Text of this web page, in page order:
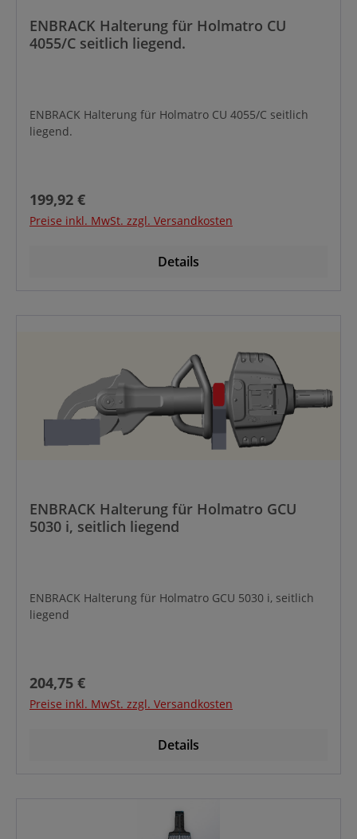
ENBRACK Halterung für Holmatro CU
4055/C seitlich liegend.
ENBRACK Halterung für Holmatro CU 4055/C seitlich
liegend.
Regulärer Preis:
199,92 €
Preise inkl. MwSt. zzgl. Versandkosten
Details
ENBRACK Halterung für Holmatro GCU
5030 i, seitlich liegend
ENBRACK Halterung für Holmatro GCU 5030 i, seitlich
liegend
Regulärer Preis:
204,75 €
Preise inkl. MwSt. zzgl. Versandkosten
Details